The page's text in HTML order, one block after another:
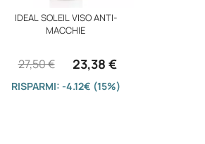
IDEAL SOLEIL VISO ANTI-
MACCHIE
23,38 €
27,50 €
RISPARMI: -4.12€ (15%)